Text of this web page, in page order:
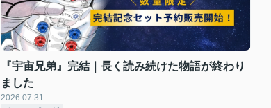
『宇宙兄弟』完結｜長く読み続けた物語が終わり
ました
2026.07.31